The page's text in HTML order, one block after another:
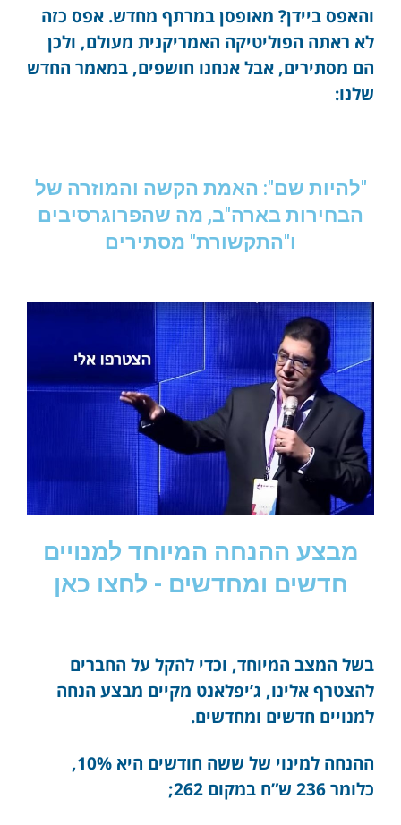
והאפס ביידן? מאופסן במרתף מחדש. אפס כזה
לא ראתה הפוליטיקה האמריקנית מעולם, ולכן
הם מסתירים, אבל אנחנו חושפים, במאמר החדש
שלנו:
"להיות שם": האמת הקשה והמוזרה של
הבחירות בארה"ב, מה שהפרוגרסיבים
ו"התקשורת" מסתירים
מבצע ההנחה המיוחד למנויים
חדשים ומחדשים - לחצו כאן
בשל המצב המיוחד, וכדי להקל על החברים
להצטרף אלינו, ג’יפלאנט מקיים מבצע הנחה
למנויים חדשים ומחדשים.
ההנחה למינוי של ששה חודשים היא 10%,
כלומר 236 ש”ח במקום 262;